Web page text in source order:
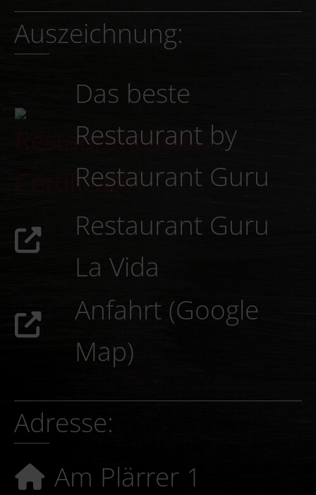
Auszeichnung:
Das beste
Restaurant by
Restaurant Guru
Restaurant Guru
La Vida
Anfahrt (Google
Map)
Adresse:
Am Plärrer 1